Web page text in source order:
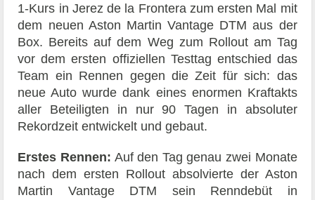
1-Kurs in Jerez de la Frontera zum ersten Mal mit
dem neuen Aston Martin Vantage DTM aus der
Box. Bereits auf dem Weg zum Rollout am Tag
vor dem ersten offiziellen Testtag entschied das
Team ein Rennen gegen die Zeit für sich: das
neue Auto wurde dank eines enormen Kraftakts
aller Beteiligten in nur 90 Tagen in absoluter
Rekordzeit entwickelt und gebaut.
Erstes Rennen: Auf den Tag genau zwei Monate
nach dem ersten Rollout absolvierte der Aston
Martin Vantage DTM sein Renndebüt in